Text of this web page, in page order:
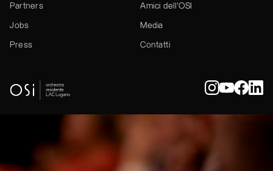
Partners Amici dell’OSI
Jobs Media
Press Contatti